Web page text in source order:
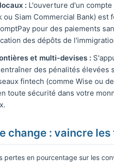
: L'ouverture d'un
ou Siam Commercial Bank)
pour des paiements
des dépôts de
et multi-devises :
des pénalités
fintech (comme Wise ou
toute sécurité dans votre
change : vaincre
pertes en pourcentage sur les